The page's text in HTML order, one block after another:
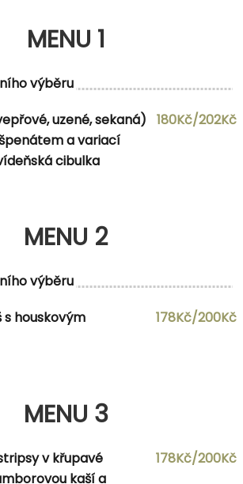
MENU 1
výběru
uzené, sekaná)
a variací
cibulka
180Kč/202Kč
MENU 2
výběru
s houskovým
178Kč/200Kč
MENU 3
v křupavé
kaší a
178Kč/200Kč